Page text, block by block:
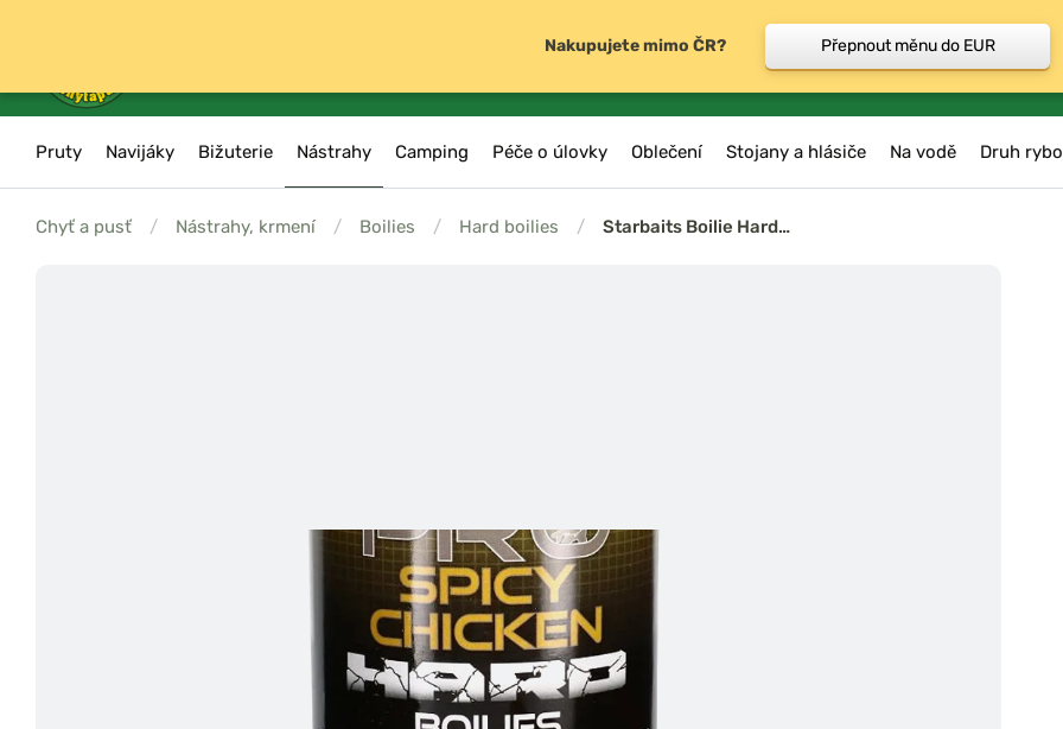
Pruty Navijáky Bižuterie Nástrahy Camping Péče o úlovky Oblečení Stojany a hlásiče Na vodě Druh
Chyť a pusť / Nástrahy, krmení / Boilies / Hard boilies / Starbaits Boilie Hard…
Nakupujete mimo ČR? Přepnout měnu do EUR